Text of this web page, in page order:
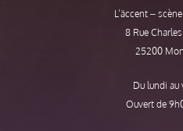
L’äccent –
8 Rue
25200
Du lundi au
Ouvert de